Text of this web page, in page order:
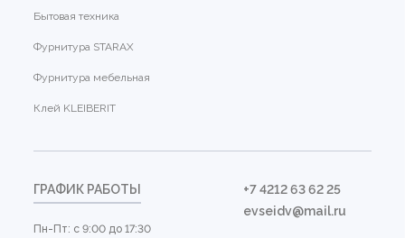
Бытовая техника
Фурнитура STARAX
Фурнитура мебельная
Клей KLEIBERIT
ГРАФИК РАБОТЫ
Пн-Пт: с 9:00 до 17:30
+7 4212 63 62 25
evseidv@mail.ru